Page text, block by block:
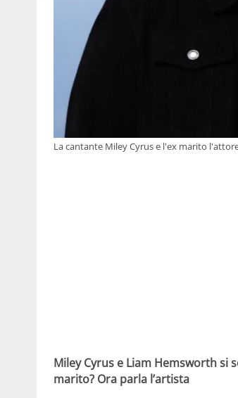
La cantante Miley Cyrus e l'ex marito
Miley Cyrus e Liam Hemsworth si
marito? Ora parla l’artista